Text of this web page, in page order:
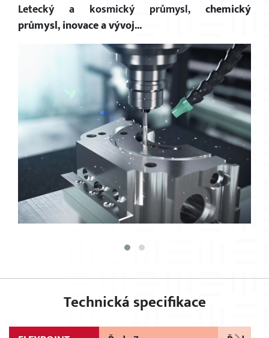
Letecký a kosmický průmysl, chemický
průmysl,inovace a vývoj...
Technická specifikace